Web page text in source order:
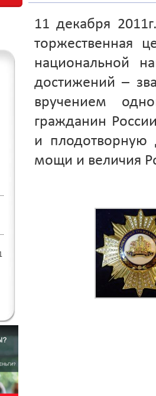
11 декабря
торжественная
национальной
достижений –
вручением
гражданин
и плодотворную
мощи и величия